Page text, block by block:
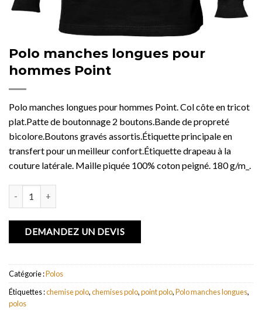
Polo manches longues pour
hommes Point
Polo manches longues pour hommes Point. Col côte en tricot
plat.Patte de boutonnage 2 boutons.Bande de propreté
bicolore.Boutons gravés assortis.Étiquette principale en
transfert pour un meilleur confort.Étiquette drapeau à la
couture latérale. Maille piquée 100% coton peigné. 180 g/m_.
DEMANDEZ UN DEVIS
Catégorie :Polos
Étiquettes :chemise polo,chemises polo,point polo,Polo manches longues,
polos